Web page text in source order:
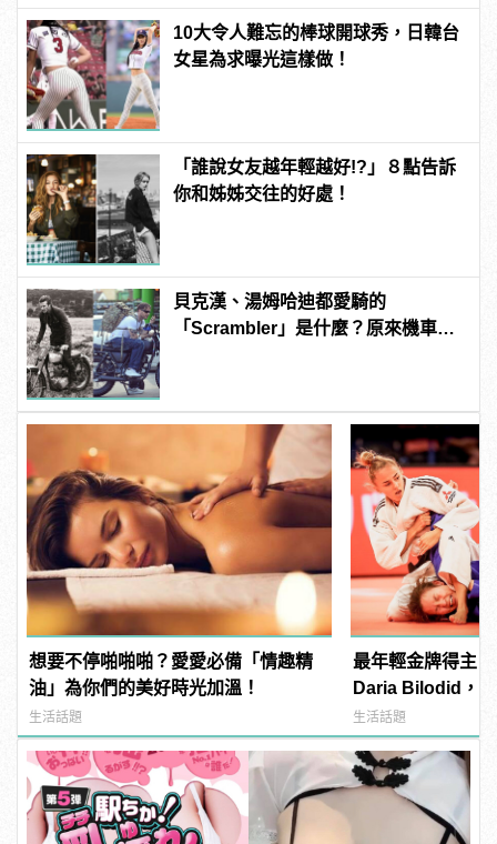
10大令人難忘的棒球開球秀，日韓台
女星為求曝光這樣做！
「誰說女友越年輕越好!?」８點告訴
你和姊姊交往的好處！
貝克漢、湯姆哈迪都愛騎的
「Scrambler」是什麼？原來機車也
想要不停啪啪啪？愛愛必備「情趣精
油」為你們的美好時光加溫！
生活話題
最年輕金牌得主
Daria Bilodid，
練！ |
生活話題